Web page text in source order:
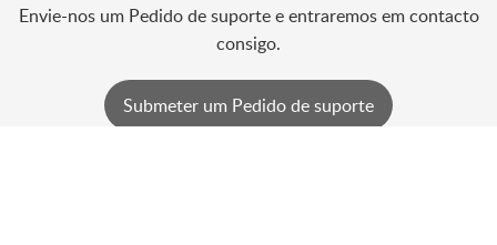
Envie-nos um Pedido de suporte e entraremos em contacto
consigo.
Submeter um Pedido de suporte